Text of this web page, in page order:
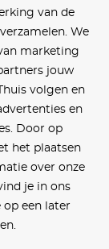
van de
We
marketing
jouw
volgen en
en
Door op
het plaatsen
over onze
je in ons
op een later